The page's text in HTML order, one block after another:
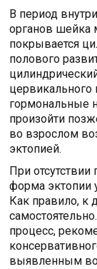
В период
органов шейка
покрывается
полового
цервикального
гормональные
произойти
во взрослом
эктопией.
При
форма эктопии
Как правило, к
процесс,
выявленным